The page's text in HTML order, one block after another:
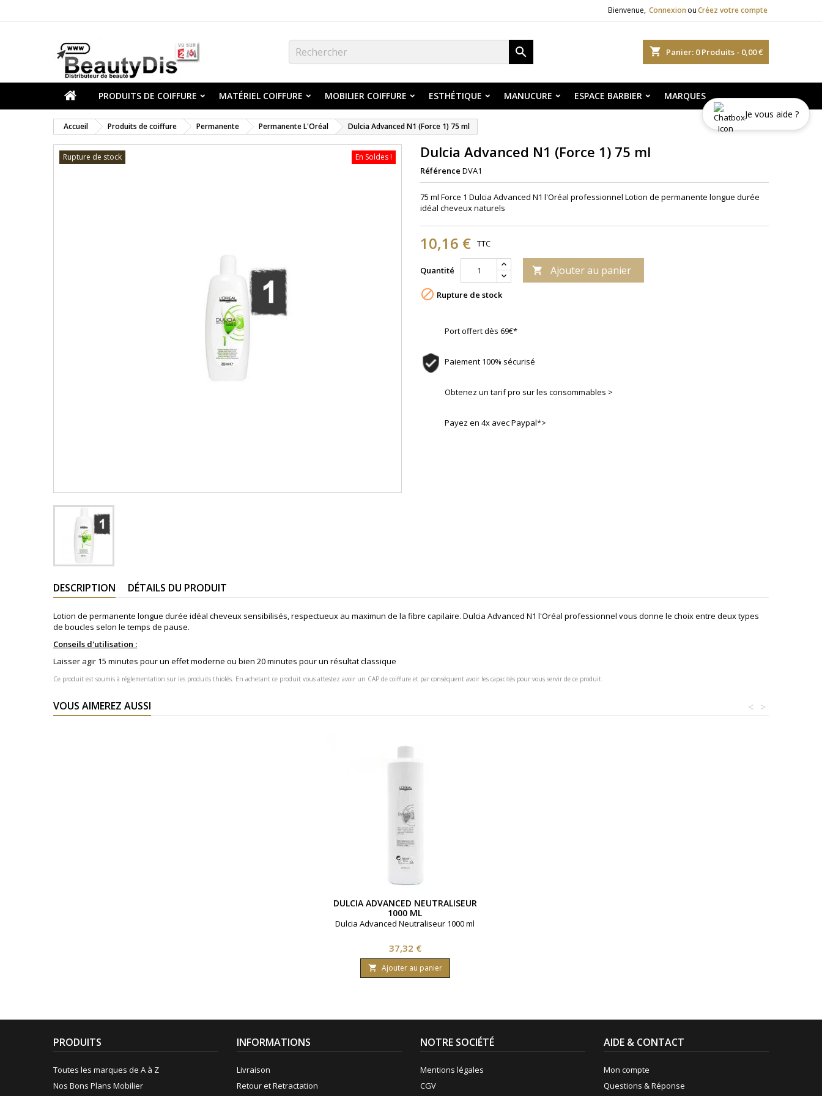
Bienvenue, Connexion ouCréez votre compte
shopping_cart Panier: 0Produits - 0,00 €

PRODUITS DE COIFFURE MATÉRIEL COIFFURE MOBILIER COIFFURE ESTHÉTIQUE MANUCURE ESPACE BARBIER MARQUES
Accueil Produits de coiffure Permanente Permanente L'Oréal Dulcia Advanced N1 (Force 1) 75 ml
Rupture de stock En Soldes ! Dulcia Advanced N1 (Force 1) 75 ml
Référence DVA1
75 ml Force 1 Dulcia Advanced N1 l'Oréal professionnel Lotion de permanente longue durée
idéal cheveux naturels
10,16 € TTC
Quantité  Ajouter au panier
 Rupture de stock
Port offert dès 69€*
Paiement 100% sécurisé
Obtenez un tarif pro sur les consommables >
Payez en 4x avec Paypal*>
DESCRIPTION DÉTAILS DU PRODUIT
Lotion de permanente longue durée idéal cheveux sensibilisés, respectueux au maximun de la fibre capilaire. Dulcia Advanced N1 l'Oréal professionnel vous donne le choix entre deux types
de boucles selon le temps de pause.
Conseils d'utilisation :
Laisser agir 15 minutes pour un effet moderne ou bien 20 minutes pour un résultat classique
Ce produit est soumis à réglementation sur les produits thiolés. En achetant ce produit vous attestez avoir un CAP de coiffure et par conséquent avoir les capacités pour vous servir de ce produit.
VOUS AIMEREZ AUSSI >
<
DULCIA ADVANCED NEUTRALISEUR
1000 ML
Dulcia Advanced Neutraliseur 1000 ml
Prix
37,32 €
 Ajouter au panier
PRODUITS
Toutes les marques de A à Z
Nos Bons Plans Mobilier
INFORMATIONS
Livraison
Retour et Retractation
NOTRE SOCIÉTÉ
Mentions légales
CGV
AIDE & CONTACT
Mon compte
Questions & Réponse
Je vous aide ?